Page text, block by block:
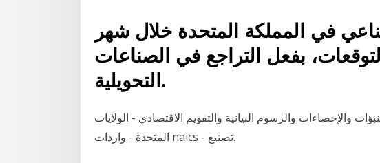
في المملكة المتحدة خلال شهر
بفعل التراجع في الصناعات
التحويلية.
والإحصاءات والرسوم البيانية والتقويم الاقتصادي - الولايات
المتحدة - واردات naics - تصنيع.